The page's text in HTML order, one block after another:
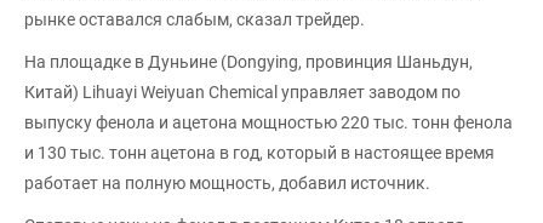
рынке оставался слабым, сказал трейдер.
На площадке в Дуньине (Dongying, провинция Шаньдун,
Китай) Lihuayi Weiyuan Chemical управляет заводом по
выпуску фенола и ацетона мощностью 220 тыс. тонн фенола
и 130 тыс. тонн ацетона в год, который в настоящее время
работает на полную мощность, добавил источник.